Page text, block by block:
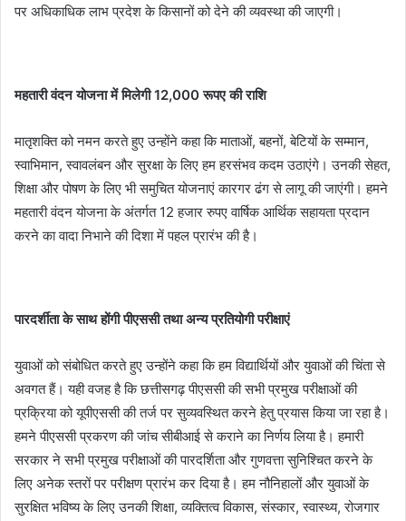
पर अधिकाधिक लाभ प्रदेश के किसानों को देने की व्यवस्था की जाएगी।
महतारी वंदन योजना में मिलेगी 12,000 रूपए की राशि
मातृशक्ति को नमन करते हुए उन्होंने कहा कि माताओं, बहनों, बेटियों के सम्मान,
स्वाभिमान, स्वावलंबन और सुरक्षा के लिए हम हरसंभव कदम उठाएंगे। उनकी सेहत,
शिक्षा और पोषण के लिए भी समुचित योजनाएं कारगर ढंग से लागू की जाएंगी। हमने
महतारी वंदन योजना के अंतर्गत 12 हजार रुपए वार्षिक आर्थिक सहायता प्रदान
करने का वादा निभाने की दिशा में पहल प्रारंभ की है।
पारदर्शीता के साथ होंगी पीएससी तथा अन्य प्रतियोगी परीक्षाएं
युवाओं को संबोधित करते हुए उन्होंने कहा कि हम विद्यार्थियों और युवाओं की चिंता से
अवगत हैं। यही वजह है कि छत्तीसगढ़ पीएससी की सभी प्रमुख परीक्षाओं की
प्रक्रिया को यूपीएससी की तर्ज पर सुव्यवस्थित करने हेतु प्रयास किया जा रहा है।
हमने पीएससी प्रकरण की जांच सीबीआई से कराने का निर्णय लिया है। हमारी
सरकार ने सभी प्रमुख परीक्षाओं की पारदर्शिता और गुणवत्ता सुनिश्चित करने के
लिए अनेक स्तरों पर परीक्षण प्रारंभ कर दिया है। हम नौनिहालों और युवाओं के
सुरक्षित भविष्य के लिए उनकी शिक्षा, व्यक्तित्व विकास, संस्कार, स्वास्थ्य, रोजगार